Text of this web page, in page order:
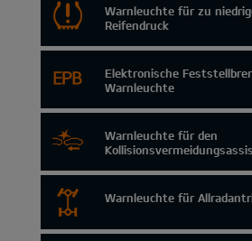
Warnleuchte für zu
Reifendruck
Elektronische
Warnleuchte
Warnleuchte für den
Warnleuchte für